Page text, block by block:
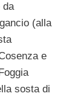
da
(alla
e
sosta di